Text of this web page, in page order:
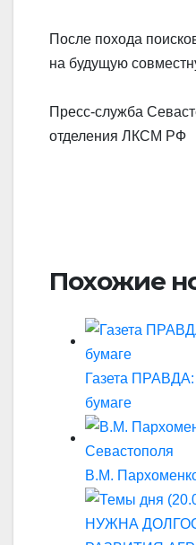
После похода
на будущую
Пресс-служба
отделения ЛКСМ РФ
Похожие
Газета ПРАВДА:
бумаге
В.М.